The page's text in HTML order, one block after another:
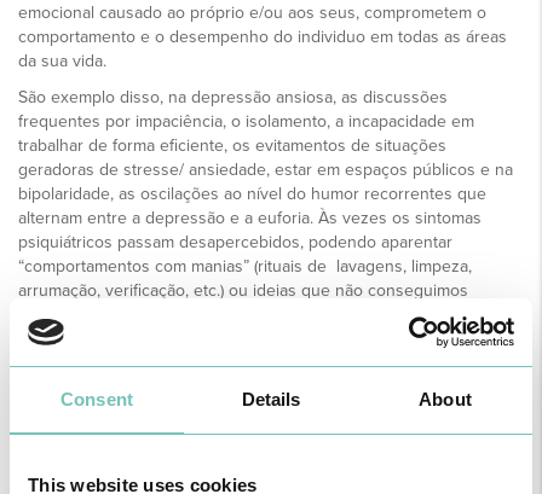
Consent Details About
This website uses cookies
emocional causado ao próprio e/ou aos seus, comprometem o
comportamento e o desempenho do individuo em todas as áreas
da sua vida.
São exemplo disso, na depressão ansiosa, as discussões
frequentes por impaciência, o isolamento, a incapacidade em
trabalhar de forma eficiente, os evitamentos de situações
geradoras de stresse/ ansiedade, estar em espaços públicos e na
bipolaridade, as oscilações ao nível do humor recorrentes que
alternam entre a depressão e a euforia. Às vezes os sintomas
psiquiátricos passam desapercebidos, podendo aparentar
“comportamentos com manias” (rituais de lavagens, limpeza,
arrumação, verificação, etc.) ou ideias que não conseguimos
eliminar do pensamento e podem fazer parte duma doença
(Transtorno Obsessivo-Compulsivo).
caracterizadas por episódios de ingestão desenfreada de comida